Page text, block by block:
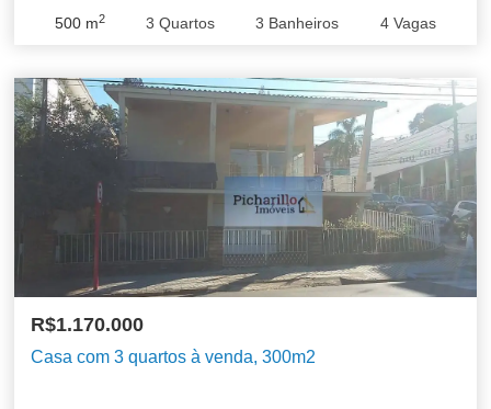
500 m2 3 Quartos 3 Banheiros 4Vagas
R$1.170.000
Casa com 3 quartos à venda, 300m2